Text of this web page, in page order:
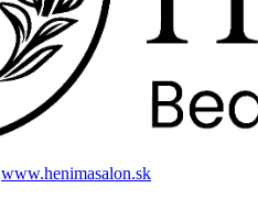
www.henimasalon.sk